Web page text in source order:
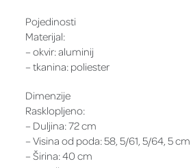
Pojedinosti
Materijal:
– okvir: aluminij
– tkanina: poliester
Dimenzije
Rasklopljeno:
– Duljina: 72 cm
– Visina od poda: 58, 5/61, 5/64, 5 cm
– Širina: 40 cm